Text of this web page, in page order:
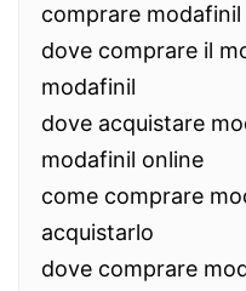
comprare modafinil
dove comprare il
modafinil
dove acquistare
modafinil online
come comprare
acquistarlo
dove comprare